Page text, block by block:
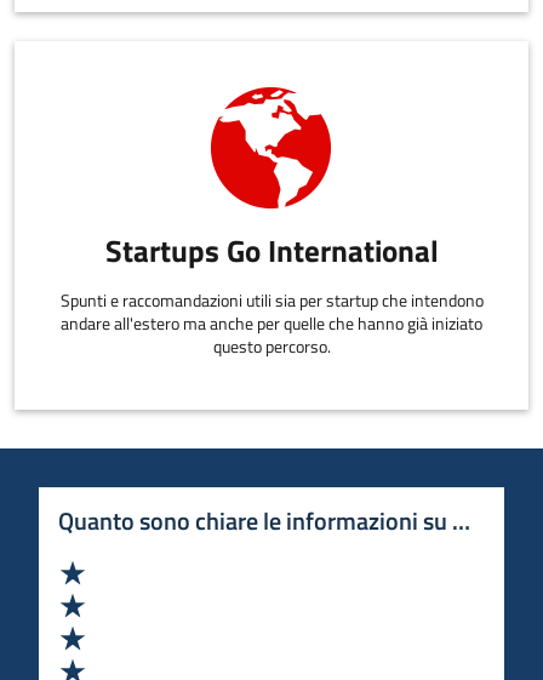
Startups Go International
Spunti e raccomandazioni utili sia per startup che intendono
andare all'estero ma anche per quelle che hanno già iniziato
questo percorso.
Quanto sono chiare le informazioni su questa